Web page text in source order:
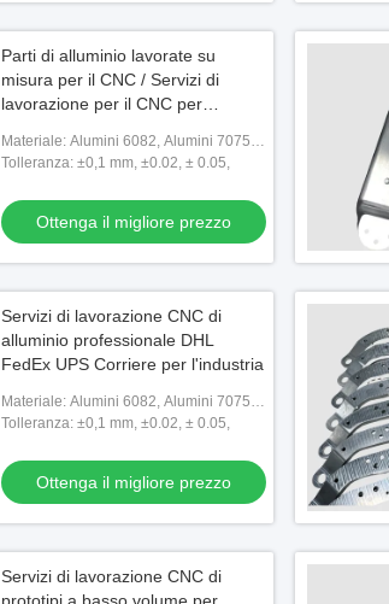
Parti di alluminio lavorate su
misura per il CNC / Servizi di
lavorazione per il CNC per
Materiale: Alumini 6082, Alumini 7075,
Alumini 6063, Alumini 6061, rame,
Tolleranza: ±0,1 mm, ±0.02, ± 0.05,
Ottenga il migliore prezzo
Servizi di lavorazione CNC di
alluminio professionale DHL
FedEx UPS Corriere per l'industria
Materiale: Alumini 6082, Alumini 7075,
Alumini 6063, Alumini 6061, rame,
Tolleranza: ±0,1 mm, ±0.02, ± 0.05,
Ottenga il migliore prezzo
Servizi di lavorazione CNC di